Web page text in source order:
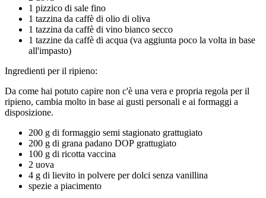
1 pizzico di sale fino
1 tazzina da caffè di olio di oliva
1 tazzina da caffè di vino bianco secco
1 tazzine da caffè di acqua (va aggiunta poco la volta in base
all'impasto)
Ingredienti per il ripieno:
Da come hai potuto capire non c'è una vera e propria regola per il
ripieno, cambia molto in base ai gusti personali e ai formaggi a
disposizione.
200 g di formaggio semi stagionato grattugiato
200 g di grana padano DOP grattugiato
100 g di ricotta vaccina
2 uova
4 g di lievito in polvere per dolci senza vanillina
spezie a piacimento